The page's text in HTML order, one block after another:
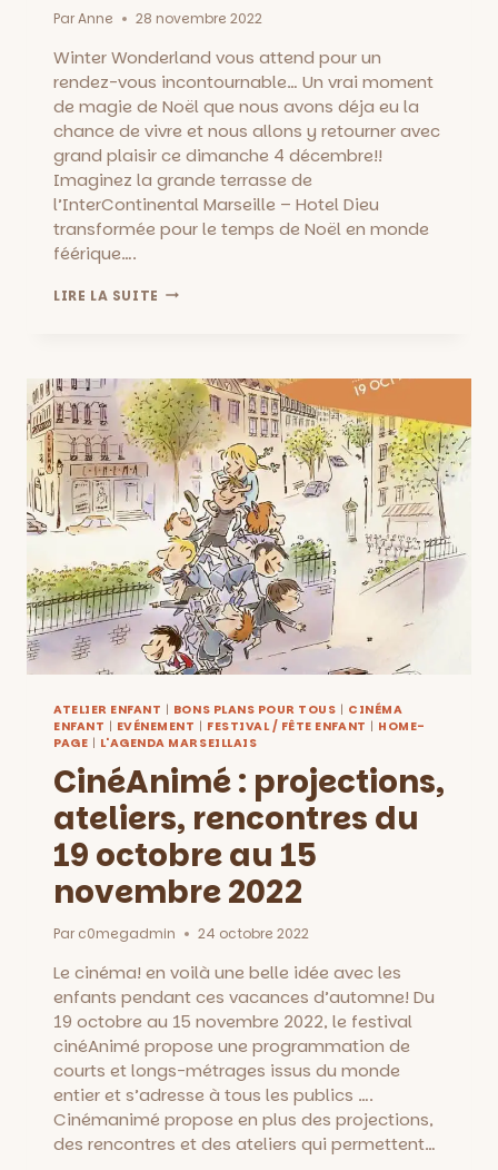
ParAnne 28 novembre 2022
Winter Wonderland vous attend pour un
rendez-vous incontournable… Un vrai moment
de magie de Noël que nous avons déja eu la
chance de vivre et nous allons y retourner avec
grand plaisir ce dimanche 4 décembre!!
Imaginez la grande terrasse de
l’InterContinental Marseille – Hotel Dieu
transformée pour le temps de Noël en monde
féérique….
LIRE LA SUITE WINTER
À
L’INTERCONTINENTAL,
DIMANCHE
4
DÉCEMBRE
ATELIER ENFANT | BONS PLANS POUR TOUS | CINÉMA
ENFANT | EVÉNEMENT | FESTIVAL / FÊTE ENFANT | HOME-
PAGE | L'AGENDA MARSEILLAIS
CinéAnimé : projections,
ateliers, rencontres du
19 octobre au 15
novembre 2022
Par c0megadmin 24 octobre 2022
Le cinéma! en voilà une belle idée avec les
enfants pendant ces vacances d’automne! Du
19 octobre au 15 novembre 2022, le festival
cinéAnimé propose une programmation de
courts et longs-métrages issus du monde
entier et s’adresse à tous les publics ….
Cinémanimé propose en plus des projections,
des rencontres et des ateliers qui permettent…